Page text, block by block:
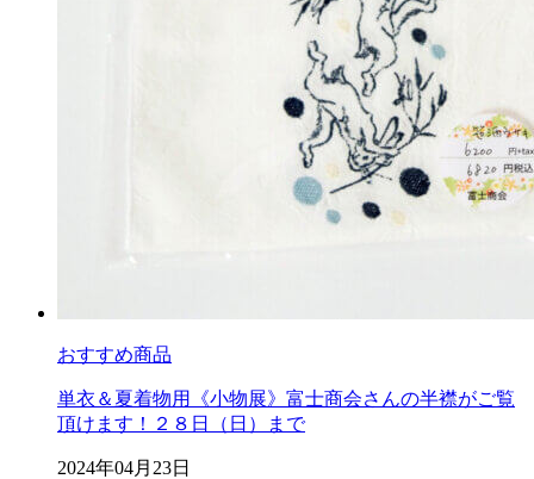
おすすめ商品
単衣＆夏着物用《小物展》富士商会さんの半襟がご覧
頂けます！２８日（日）まで
2024年04月23日